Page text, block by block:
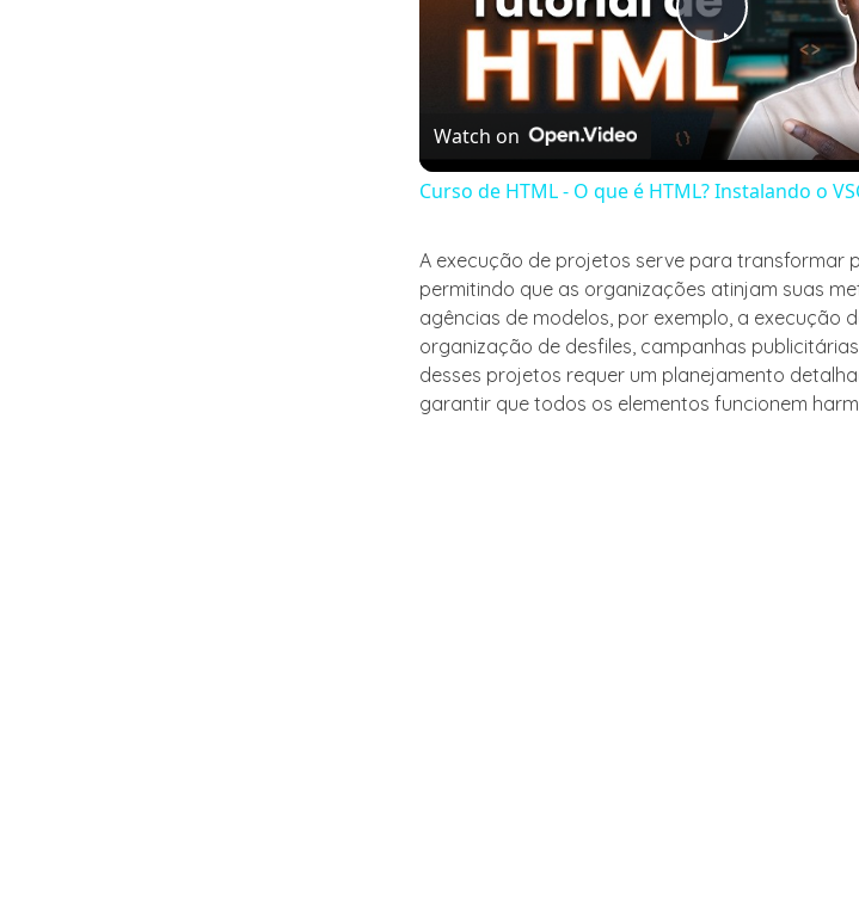
Play
Video
Watch on
Curso de HTML - O que é HTML? Instalando o
A execução de projetos serve para transformar
permitindo que as organizações atinjam suas
agências de modelos, por exemplo, a execução
organização de desfiles, campanhas
desses projetos requer um planejamento
garantir que todos os elementos funcionem